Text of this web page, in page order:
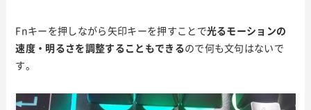
Fnキーを押しながら矢印キーを押すことで光るモーションの
速度・明るさを調整することもできるので何も文句はないで
す。